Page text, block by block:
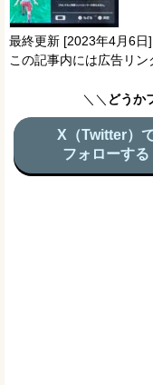
最終更新 [2023年4月6日]
この記事内には広告リン
＼＼ どうか
X（Twitter）
フォローする